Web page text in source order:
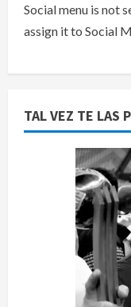
Social menu is not
assign it to Social
TAL VEZ TE LAS